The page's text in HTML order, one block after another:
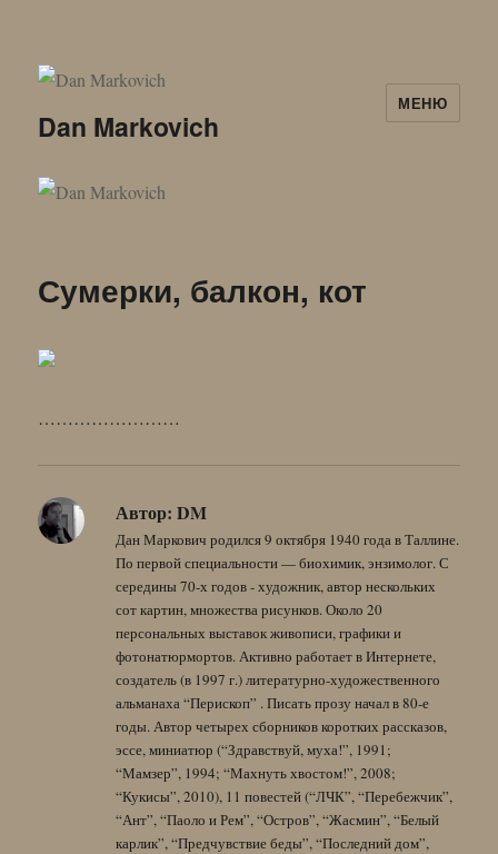
Dan Markovich
МЕНЮ
Сумерки, балкон, кот
……………………
Автор: DM
Дан Маркович родился 9 октября 1940 года в Таллине.
По первой специальности — биохимик, энзимолог. С
середины 70-х годов - художник, автор нескольких
сот картин, множества рисунков. Около 20
персональных выставок живописи, графики и
фотонатюрмортов. Активно работает в Интернете,
создатель (в 1997 г.) литературно-художественного
альманаха “Перископ” . Писать прозу начал в 80-е
годы. Автор четырех сборников коротких рассказов,
эссе, миниатюр (“Здравствуй, муха!”, 1991;
“Мамзер”, 1994; “Махнуть хвостом!”, 2008;
“Кукисы”, 2010), 11 повестей (“ЛЧК”, “Перебежчик”,
“Ант”, “Паоло и Рем”, “Остров”, “Жасмин”, “Белый
карлик”, “Предчувствие беды”, “Последний дом”,